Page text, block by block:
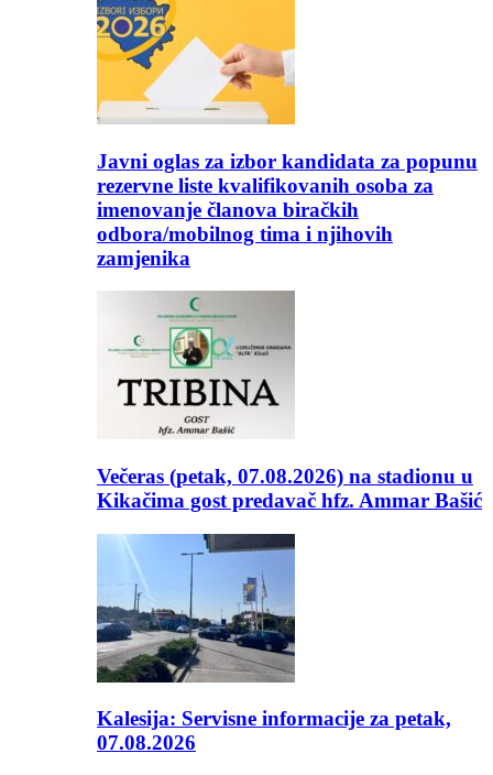
Javni oglas za izbor kandidata za popunu
rezervne liste kvalifikovanih osoba za
imenovanje članova biračkih
odbora/mobilnog tima i njihovih
zamjenika
Večeras (petak, 07.08.2026) na stadionu u
Kikačima gost predavač hfz. Ammar Bašić
Kalesija: Servisne informacije za petak,
07.08.2026